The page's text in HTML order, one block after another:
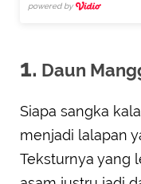
powered by
1. Daun
Siapa sangka
menjadi lalapan
Teksturnya yang